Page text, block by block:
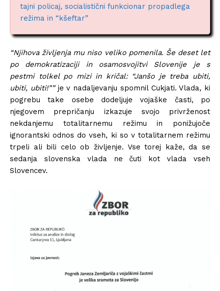
tajni policaj, socialistični funkcionar propadlega
režima in “kšeftar”
“Njihova življenja mu niso veliko pomenila. Še deset let
po demokratizaciji in osamosvojitvi Slovenije je s
pestmi tolkel po mizi in kričal: “Janšo je treba ubiti,
ubiti, ubiti!””je v nadaljevanju spomnil Cukjati. Vlada, ki
pogrebu take osebe dodeljuje vojaške časti, po
njegovem prepričanju izkazuje svojo privrženost
nekdanjemu totalitarnemu režimu in ponižujoče
ignorantski odnos do vseh, ki so v totalitarnem režimu
trpeli ali bili celo ob življenje. Vse torej kaže, da se
sedanja slovenska vlada ne čuti kot vlada vseh
Slovencev.